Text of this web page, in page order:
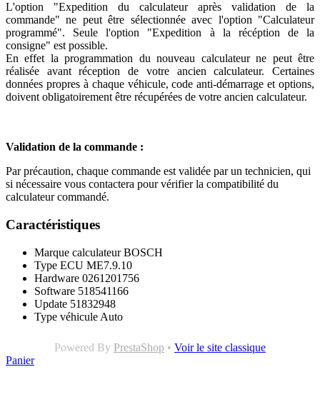
L'option "Expedition du calculateur après validation de la
commande" ne peut être sélectionnée avec l'option "Calculateur
programmé". Seule l'option "Expedition à la récéption de la
consigne" est possible.
En effet la programmation du nouveau calculateur ne peut être
réalisée avant réception de votre ancien calculateur. Certaines
données propres à chaque véhicule, code anti-démarrage et options,
doivent obligatoirement être récupérées de votre ancien calculateur.
Validation de la commande :
Par précaution, chaque commande est validée par un technicien, qui
si nécessaire vous contactera pour vérifier la compatibilité du
calculateur commandé.
Caractéristiques
Marque calculateur BOSCH
Type ECU ME7.9.10
Hardware 0261201756
Software 518541166
Update 51832948
Type véhicule Auto
Powered By PrestaShop • Voir le site classique
Panier